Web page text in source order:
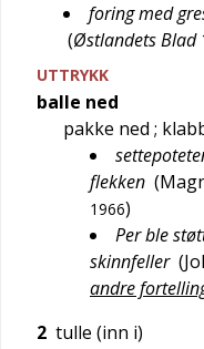
foring med
(Østlandets Blad
UTTRYKK
balle ned
pakke ned ;
flekken (
1966)
Per ble
skinnfeller (
andre
2 tulle (inn i)